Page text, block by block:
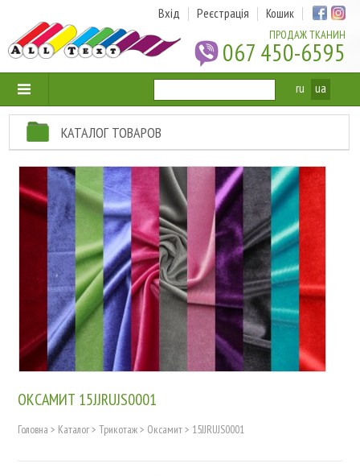
ПРОДАЖ ТКАНИН
067 450-6595
Вхід Реєстрація Кошик
ru ua
КАТАЛОГ ТОВАРОВ
ОКСАМИТ 15JJRUJS0001
Головна > Каталог> Трикотаж> Оксамит> 15JJRUJS0001